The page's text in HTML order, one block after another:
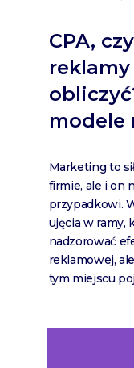
CPA,
modele
Marketing to
firmie, ale i on
przypadkowi.
ujęcia w ramy,
nadzorować
reklamowej,
tym miejscu